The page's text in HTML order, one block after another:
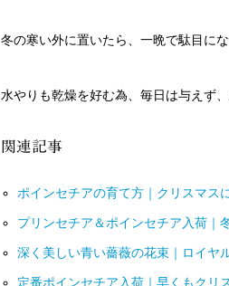
冬の寒い外に置いたら、一晩で駄目に
水やりも乾燥を好む為、毎日は与えず
関連記事
ポインセチアの育て方｜クリスマス
プリンセチア＆ポインセチア入荷｜
深く美しい青い薔薇の花束｜ロイヤ
定番ポインセチア入荷｜早くもクリ